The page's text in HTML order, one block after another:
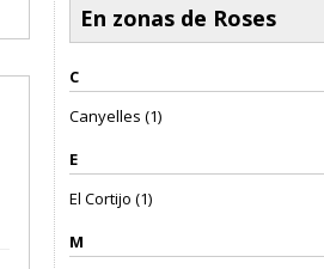
En zonas de Roses
C
Canyelles (1)
E
El Cortijo (1)
M